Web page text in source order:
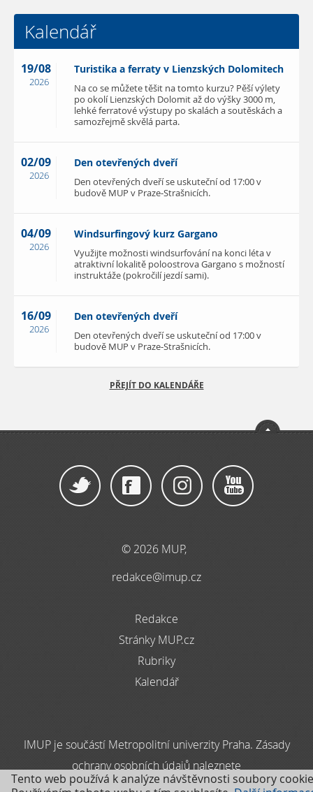
Kalendář
19/08
2026
Turistika a ferraty v Lienzských Dolomitech
Na co se můžete těšit na tomto kurzu? Pěší výlety
po okolí Lienzských Dolomit až do výšky 3000 m,
lehké ferratové výstupy po skalách a soutěskách a
samozřejmě skvělá parta.
02/09
2026
Den otevřených dveří
Den otevřených dveří se uskuteční od 17:00 v
budově MUP v Praze-Strašnicích.
04/09
2026
Windsurfingový kurz Gargano
Využijte možnosti windsurfování na konci léta v
atraktivní lokalitě poloostrova Gargano s možností
instruktáže (pokročilí jezdí sami).
16/09
2026
Den otevřených dveří
Den otevřených dveří se uskuteční od 17:00 v
budově MUP v Praze-Strašnicích.
PŘEJÍT DO KALENDÁŘE
© 2026 MUP,
redakce@imup.cz
Redakce
Stránky MUP.cz
Rubriky
Kalendář
IMUP je součástí Metropolitní univerzity Praha. Zásady
ochrany osobních údajů naleznete
zde
Tento web používá k analýze návštěvnosti soubory